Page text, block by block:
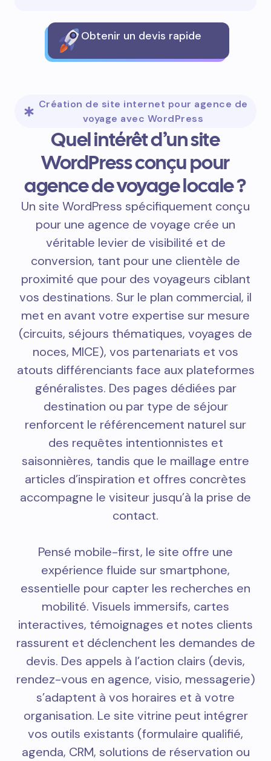
Obtenir un devis rapide
Création de site internet pour agence de
voyage avec WordPress
Quel intérêt d’un site
WordPress conçu pour
agence de voyage locale ?
Un site WordPress spécifiquement conçu
pour une agence de voyage crée un
véritable levier de visibilité et de
conversion, tant pour une clientèle de
proximité que pour des voyageurs ciblant
vos destinations. Sur le plan commercial, il
met en avant votre expertise sur mesure
(circuits, séjours thématiques, voyages de
noces, MICE), vos partenariats et vos
atouts différenciants face aux plateformes
généralistes. Des pages dédiées par
destination ou par type de séjour
renforcent le référencement naturel sur
des requêtes intentionnistes et
saisonnières, tandis que le maillage entre
articles d’inspiration et offres concrètes
accompagne le visiteur jusqu’à la prise de
contact.
Pensé mobile-first, le site offre une
expérience fluide sur smartphone,
essentielle pour capter les recherches en
mobilité. Visuels immersifs, cartes
interactives, témoignages et notes clients
rassurent et déclenchent les demandes de
devis. Des appels à l’action clairs (devis,
rendez-vous en agence, visio, messagerie)
s’adaptent à vos horaires et à votre
organisation. Le site vitrine peut intégrer
vos outils existants (formulaire qualifié,
agenda, CRM, solutions de réservation ou